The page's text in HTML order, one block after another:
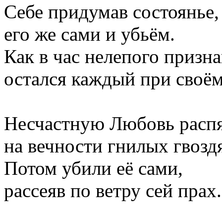
Себе придумав состоянье,
его же сами и убьём.
Как в час нелепого
остался каждый при
Несчастную Любовь
на вечности гнилых
Потом убили её сами,
рассеяв по ветру сей прах.